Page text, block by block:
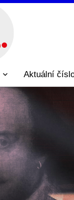
Aktuální